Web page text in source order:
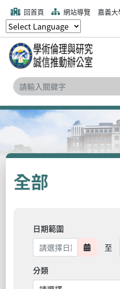
回首頁 網站導覽 嘉義大
全部
日期範圍
日期範
至
分類